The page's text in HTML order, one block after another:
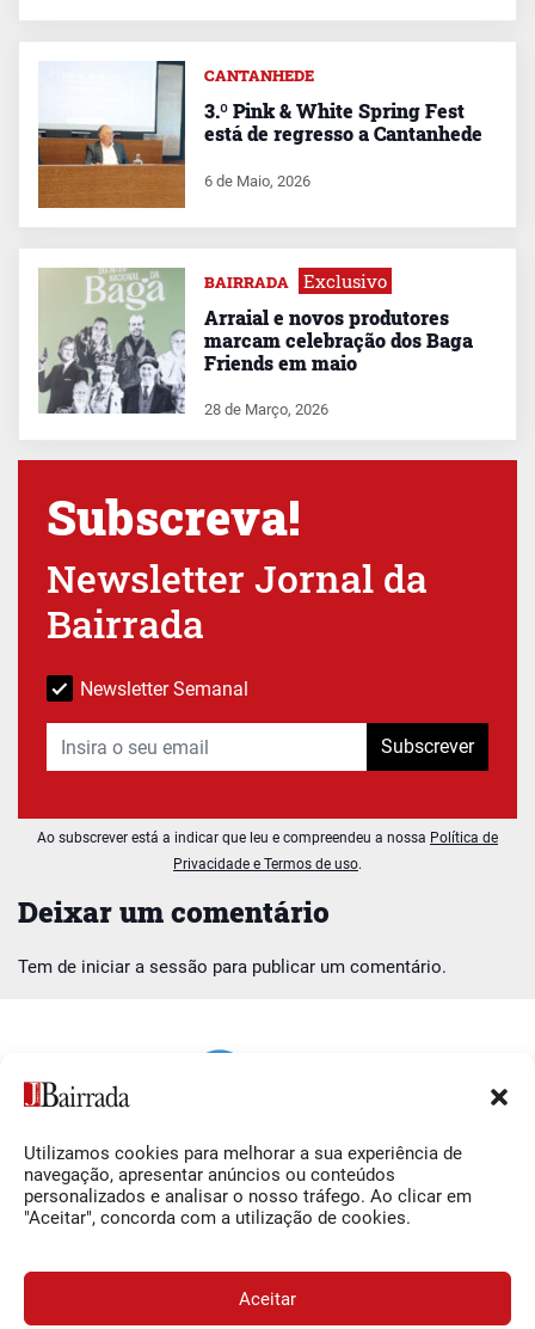
Utilizamos cookies para melhorar a sua experiência de
navegação, apresentar anúncios ou conteúdos
personalizados e analisar o nosso tráfego. Ao clicar em
"Aceitar", concorda com a utilização de cookies.
Aceitar
Deixar um comentário
Tem de iniciar a sessão para publicar um comentário.
CANTANHEDE
3.º Pink & White Spring Fest
está de regresso a Cantanhede
6 de Maio, 2026
BAIRRADA Exclusivo
Arraial e novos produtores
marcam celebração dos Baga
Friends em maio
28 de Março, 2026
Subscreva!
Newsletter Jornal da
Bairrada
Newsletter Semanal
Subscrever
Ao subscrever está a indicar que leu e compreendeu a nossa Política de
Privacidade e Termos de uso.
Siga-nos
Facebook
O Jornal da Bairrada
Contactos